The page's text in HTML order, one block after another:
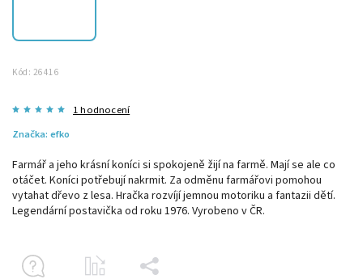
Kód: 26416
1 hodnocení
Značka: efko
Farmář a jeho krásní koníci si spokojeně žijí na farmě. Mají se ale co
otáčet. Koníci potřebují nakrmit. Za odměnu farmářovi pomohou
vytahat dřevo z lesa. Hračka rozvíjí jemnou motoriku a fantazii dětí.
Legendární postavička od roku 1976. Vyrobeno v ČR.